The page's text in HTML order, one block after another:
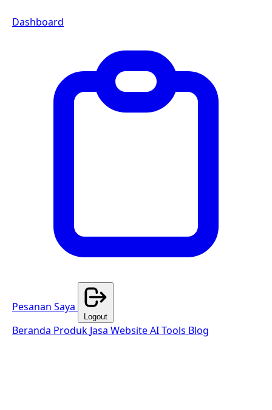
Dashboard
Pesanan Saya
Logout
Beranda Produk Jasa WebsiteAI Tools Blog